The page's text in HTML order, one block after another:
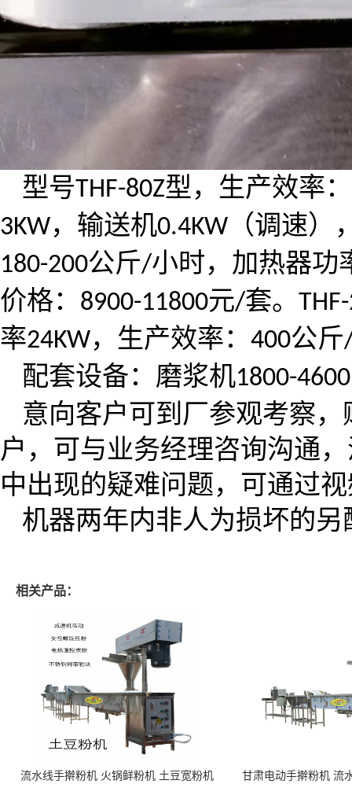
型号THF-80Z型，生产效率：
3KW，输送机0.4KW （调速）
180-200公斤/小时，加热器功
价格： 8900-11800元/套。
率24KW，生产效率： 400公斤
配套设备：磨浆机1800-4600
意向客户可到厂参观考察
户，可与业务经理咨询沟通
中出现的疑难问题，可通过
机器两年内非人为损坏的
相关产品：
流水线手擀粉机 火锅鲜粉机 土豆宽粉机 甘肃电动手擀粉机 流